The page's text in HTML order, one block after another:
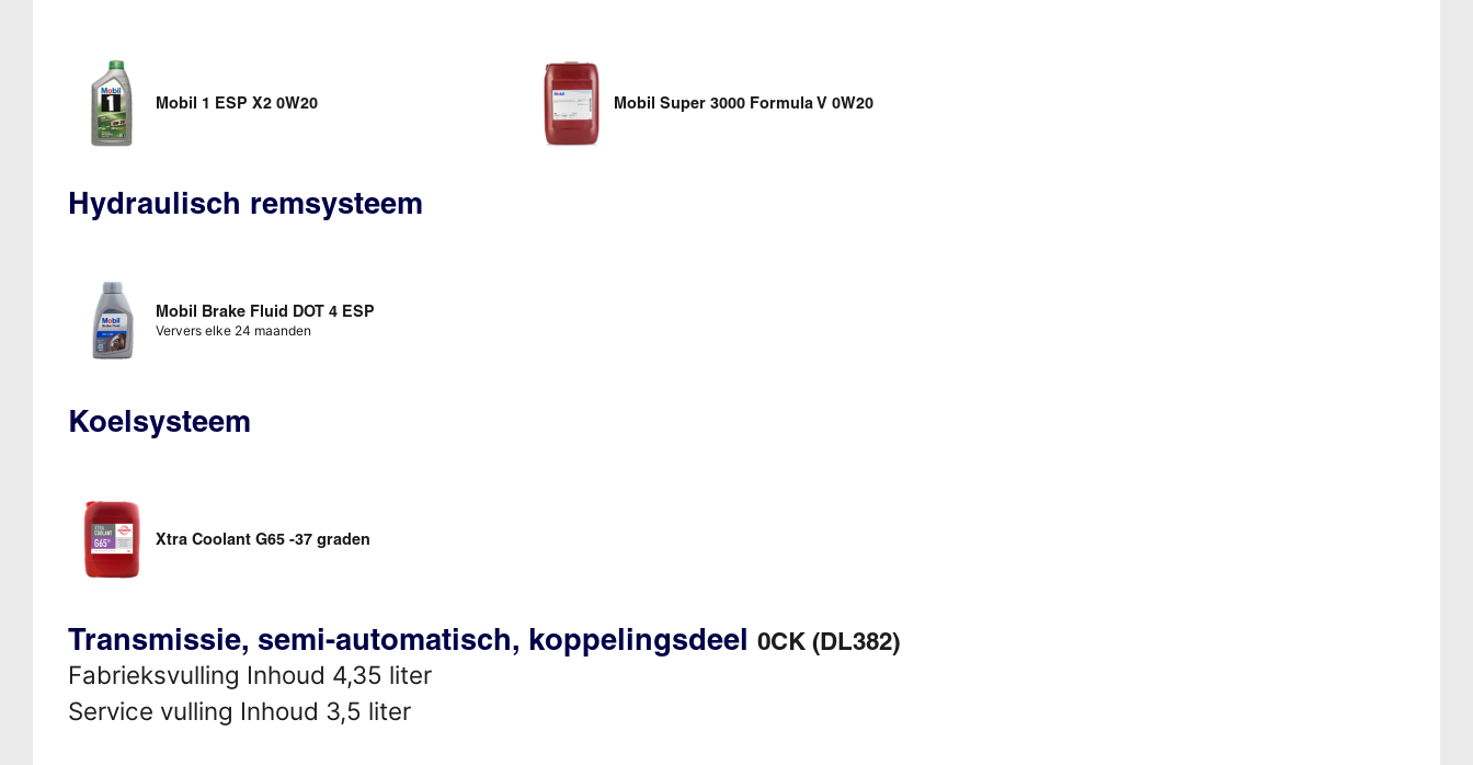
Mobil 1 ESP X2 0W20 Mobil Super 3000 Formula V 0W20
Hydraulisch remsysteem
Mobil Brake Fluid DOT 4 ESP
Ververs elke 24 maanden
Koelsysteem
Xtra Coolant G65 -37 graden
Transmissie, semi-automatisch, koppelingsdeel 0CK (DL382)
Fabrieksvulling Inhoud 4,35 liter
Service vulling Inhoud 3,5 liter